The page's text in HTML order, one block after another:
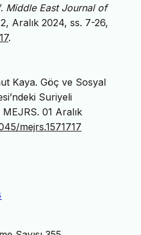
Middle East Journal of
Aralık 2024, ss. 7-26,
.
Kaya. Göç ve Sosyal
Suriyeli
01 Aralık
mejrs.1571717